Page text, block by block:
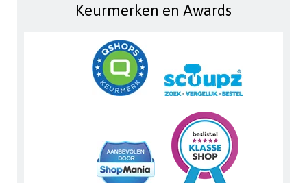
Keurmerken en Awards